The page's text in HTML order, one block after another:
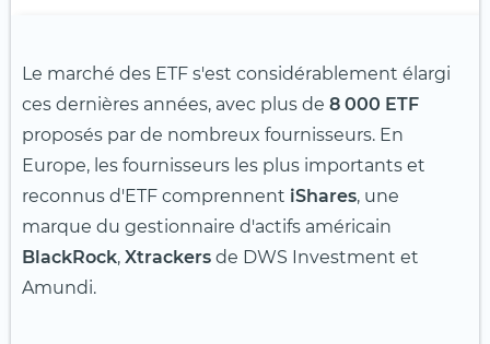
Le marché des ETF s'est considérablement élargi
ces dernières années, avec plus de 8 000 ETF
proposés par de nombreux fournisseurs. En
Europe, les fournisseurs les plus importants et
reconnus d'ETF comprennent iShares, une
marque du gestionnaire d'actifs américain
BlackRock, Xtrackers de DWS Investment et
Amundi.